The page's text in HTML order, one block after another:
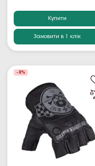
Купити
Замовити в 1 клік
-8%